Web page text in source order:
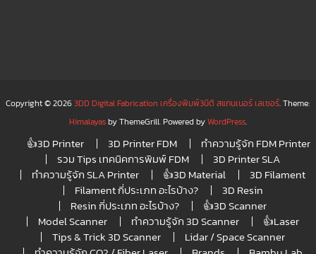
Copyright © 20263DD Digital Fabrication เครื่องพิมพ์3มิติ สแกนเนอร์ เลเซอร์. Theme:
Himalayasby ThemeGrill. Powered byWordPress.
👍3D Printer 3D Printer FDM
ทำความรู้จัก FDM Printer
รวม Tips เทคนิคการพิมพ์ FDM
3D Printer SLA
ทำความรู้จัก SLA Printer
👍3D Material
3D Filament
Filament กี่ประเภท อะไรบ้าง?
3D Resin
Resin กี่ประเภท อะไรบ้าง?
👍3D Scanner
Model Scanner
ทำความรู้จัก 3D Scanner
👍Laser
Tips & Trick 3D Scanner
Lidar / Space Scanner